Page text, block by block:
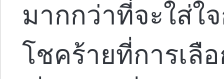
มากกว่าที่จะใส่ใ
โชคร้ายที่การเลื